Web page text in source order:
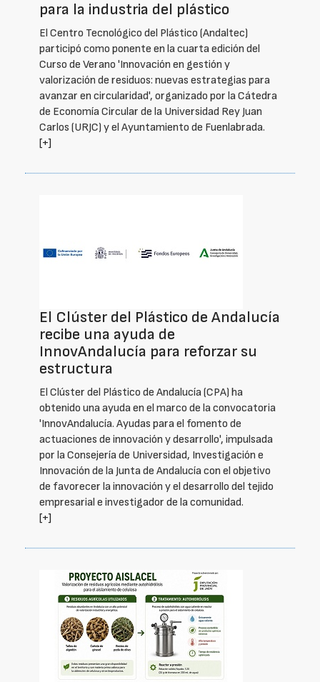
para la industria del plástico
El Centro Tecnológico del Plástico (Andaltec)
participó como ponente en la cuarta edición del
Curso de Verano 'Innovación en gestión y
valorización de residuos: nuevas estrategias para
avanzar en circularidad', organizado por la Cátedra
de Economía Circular de la Universidad Rey Juan
Carlos (URJC) y el Ayuntamiento de Fuenlabrada.
[+]
El Clúster del Plástico de Andalucía
recibe una ayuda de
InnovAndalucía para reforzar su
estructura
El Clúster del Plástico de Andalucía (CPA) ha
obtenido una ayuda en el marco de la convocatoria
'InnovAndalucía. Ayudas para el fomento de
actuaciones de innovación y desarrollo', impulsada
por la Consejería de Universidad, Investigación e
Innovación de la Junta de Andalucía con el objetivo
de favorecer la innovación y el desarrollo del tejido
empresarial e investigador de la comunidad.
[+]